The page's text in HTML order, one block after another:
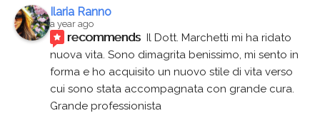
Ilaria Ranno
a year ago
recommends Il Dott. Marchetti mi ha ridato
nuova vita. Sono dimagrita benissimo, mi sento in
forma e ho acquisito un nuovo stile di vita verso
cui sono stata accompagnata con grande cura.
Grande professionista